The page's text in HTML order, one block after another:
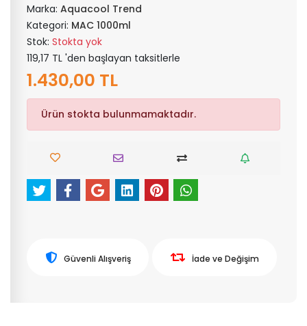
Marka: Aquacool Trend
Kategori: MAC 1000ml
Stok: Stokta yok
119,17 TL 'den başlayan taksitlerle
1.430,00 TL
Ürün stokta bulunmamaktadır.
Güvenli Alışveriş İade ve Değişim